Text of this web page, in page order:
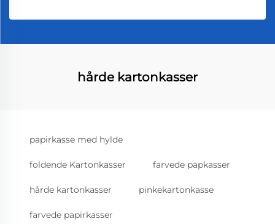
hårde kartonkasser
papirkasse med hylde
foldende Kartonkasser farvede papkasser
hårde kartonkasser pinkekartonkasse
farvede papirkasser